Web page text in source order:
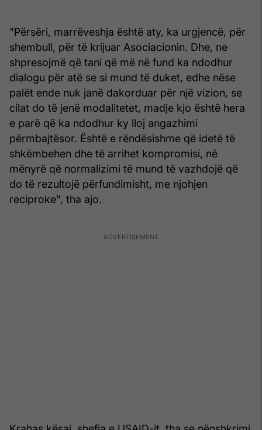
"Përsëri, marrëveshja është aty, ka urgjencë, për
shembull, për të krijuar Asociacionin. Dhe, ne
shpresojmë që tani që më në fund ka ndodhur
dialogu për atë se si mund të duket, edhe nëse
palët ende nuk janë dakorduar për një vizion, se
cilat do të jenë modalitetet, madje kjo është hera
e parë që ka ndodhur ky lloj angazhimi
përmbajtësor. Është e rëndësishme që idetë të
shkëmbehen dhe të arrihet kompromisi, në
mënyrë që normalizimi të mund të vazhdojë që
do të rezultojë përfundimisht, me njohjen
reciproke", tha ajo.